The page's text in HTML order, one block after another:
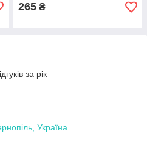
265 ₴
за рік
Україна